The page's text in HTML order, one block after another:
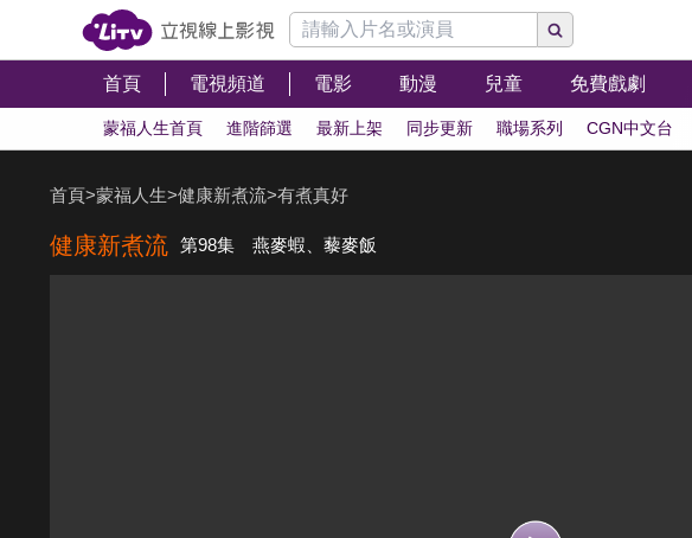
首頁 電視頻道 電影 動漫 兒童 免費戲劇
蒙福人生首頁 進階篩選 最新上架 同步更新 職場系列 CGN中文台
首頁>蒙福人生>健康新煮流>有煮真好
健康新煮流 第98集 燕麥蝦、藜麥飯